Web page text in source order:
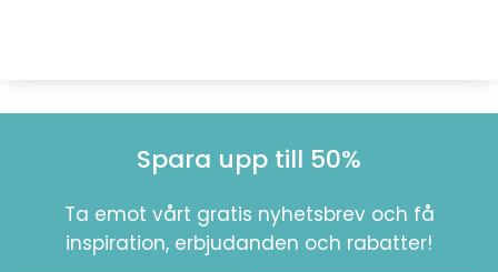
Spara upp till 50%
Ta emot vårt gratis nyhetsbrev och få
inspiration, erbjudanden och rabatter!